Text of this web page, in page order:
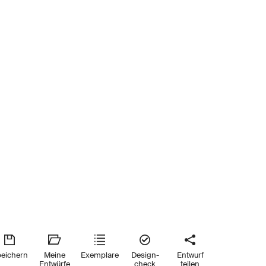
Meine
Entwürfe
Exemplare
Design-
check
Entwurf
teilen